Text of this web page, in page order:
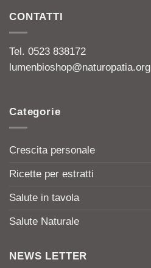
CONTATTI
Tel. 0523 838172
lumenbioshop@naturopatia.org
Categorie
Crescita personale
Ricette per estratti
Salute in tavola
Salute Naturale
NEWS LETTER